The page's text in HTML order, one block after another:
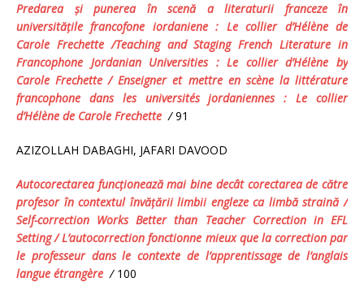
Predarea şi punerea în scenă a literaturii franceze în
universităţile francofone iordaniene : Le collier d’Hélènede
Carole Frechette /Teaching and Staging French Literature in
Francophone Jordanian Universities :Le collier d’Hélène by
Carole Frechette / Enseigner et mettre en scène la littérature
francophone dans les universités jordaniennes :Le collier
d’Hélène de Carole Frechette /91
AZIZOLLAH DABAGHI, JAFARI DAVOOD
Autocorectarea funcţionează mai bine decât corectarea de către
profesor în contextul învăţării limbii engleze ca limbă straină/
Self-correction Works Betterthan Teacher Correction in EFL
Setting / L’autocorrection fonctionne mieux que la correction par
le professeur dans le contexte de l’apprentissage de l’anglais
langue étrangère /100